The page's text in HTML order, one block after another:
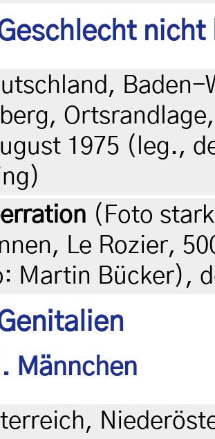
nicht
Baden-
1975 (leg.,
(Foto
Le Rozier,
Martin Bücker),
Männchen